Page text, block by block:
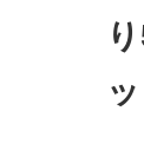
ITエンジニア向け専門サ